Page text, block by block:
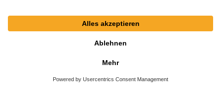
© SAF-HOLLAND SE
Datenschutz
Cookie-Einstellungen
AGB